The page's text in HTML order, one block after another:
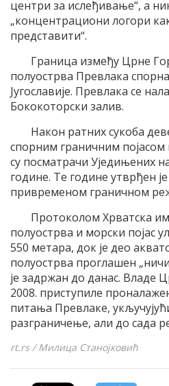
центри за ислеђивање“, а
„концентрациони логори
представити“.
Граница између Црне
полуострва Превлака
Југославије. Превлака се
Бококоторски залив.
Након ратних сукоба
спорним граничним
су посматрачи Уједињених
године. Те године утврђен
привременом граничном
Протоколом Хрватска
полуострва и морски појас
550 метара, док је део
полуострва проглашен
је задржан до данас. Владе
2008. приступиле
питања Превлаке,
разграничење, али до сада
rt.rs / Милица Станојковић